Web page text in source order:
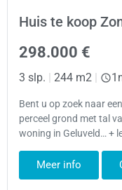
Huis te koop
298.000 €
3 slp. 244 m2
Bent u op zoek naar
perceel grond met tal
woning in Geluveld… +
Meer info